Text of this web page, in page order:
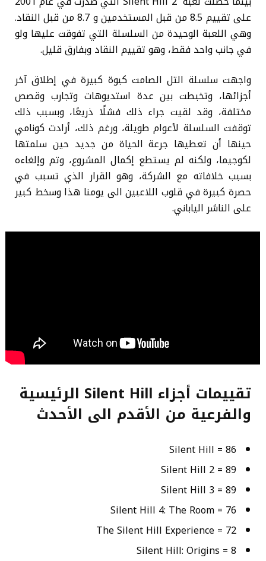
على تقييم 8.5 من قبل المستخدمين و 8.7 من قبل النقاد.
وهي اللعبة الوحيدة من السلسلة التي تفوقت عليها ولو
في جانب واحد فقط، وهو تقييم النقاد وبفارق قليل.
واجهت سلسلة التل الصامت كبوة كبيرة في إطلاق آخر
أجزائها، وتخبطت بين عدة استديوهات وتجارب وقصص
مختلفة، وقد لقيت جراء ذلك فشلًا ذريعًا، وبسبب ذلك
توقفت السلسلة لأعوام طويلة، ورغم ذلك، أرادت كونامي
حينها أن تعطيها جرعة الحياة من جديد حين سلمتها
لكوجيما، ولكنه لم يستطع إكمال المشروع، وتم وإلغاءه
بسبب خلافاته مع الشركة، وهو القرار الذي تسبب في
حصرة كبيرة في قلوب اللاعبين الى يومنا هذا وسخط كبير
على الناشر الياباني.
تقييمات أجزاء Silent Hill الرئيسية
والفرعية من الأقدم الى الأحدث
Silent Hill = 86
Silent Hill 2 = 89
Silent Hill 3 = 89
Silent Hill 4: The Room = 76
The Silent Hill Experience = 72
Silent Hill: Origins = 8